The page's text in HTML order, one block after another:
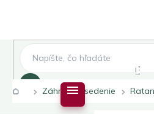
DomovZáhradné sedenie